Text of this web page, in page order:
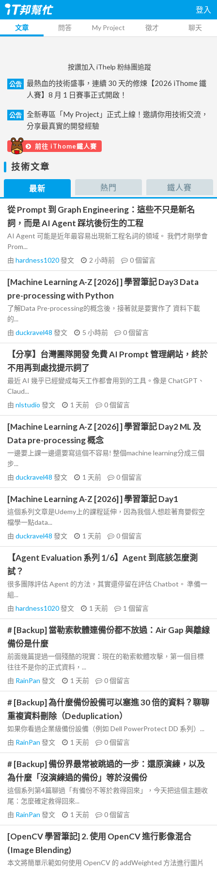
登入
文章 問答 My Project 徵才 聊天
按讚加入 iThelp 粉絲團追蹤
公告
最熱血的技術盛事，連續 30 天的修煉【2026 iThome 鐵
人賽】8 月 1 日賽事正式開啟！
公告
全新專區「My Project」正式上線！邀請你用技術交流，
分享最真實的開發經驗
前往 iThome鐵人賽
技術文章
最新 熱門 鐵人賽
從 Prompt 到 Graph Engineering：這些不只是新名
詞，而是 AI Agent 踩坑後衍生的工程
AI Agent 可能是近年最容易出現新工程名詞的領域。 我們才剛學會
Prom...
由 hardness1020發文 2 小時前 0個留言
[Machine Learning A-Z [2026] ] 學習筆記 Day3 Data
pre-processing with Python
了解Data Pre-processing的概念後，接著就是要實作了 資料下載
的...
由 duckravel48 發文 5 小時前 0個留言
【分享】台灣團隊開發 免費 AI Prompt 管理網站，終於
不用再到處找提示詞了
最近 AI 幾乎已經變成每天工作都會用到的工具。像是 ChatGPT、
Claud...
由 nlstudio 發文 1 天前 0個留言
[Machine Learning A-Z [2026] ] 學習筆記 Day2 ML 及
Data pre-processing 概念
一邊要上課一邊還要寫這個不容易! 整個machine learning分成三個
步...
由 duckravel48 發文 1 天前 0個留言
[Machine Learning A-Z [2026] ] 學習筆記 Day1
這個系列文章是Udemy上的課程延伸，因為我個人想趁著育嬰假空
檔學一點data...
由 duckravel48 發文 1 天前 0個留言
【Agent Evaluation 系列 1/6】Agent 到底該怎麼測
試？
很多團隊評估 Agent 的方法，其實還停留在評估 Chatbot。 準備一
組...
由 hardness1020發文 1 天前 1 個留言
# [Backup] 當勒索軟體連備份都不放過：Air Gap 與離線
備份是什麼
前面幾篇提過一個殘酷的現實：現在的勒索軟體攻擊，第一個目標
往往不是你的正式資料，...
由 RainPan 發文 1 天前 0個留言
# [Backup] 為什麼備份設備可以塞進 30 倍的資料？聊聊
重複資料刪除（Deduplication）
如果你看過企業級備份設備（例如 Dell PowerProtect DD 系列）...
由 RainPan 發文 1 天前 0個留言
# [Backup] 備份界最常被跳過的一步：還原演練，以及
為什麼「沒演練過的備份」等於沒備份
這個系列第4篇聊過「有備份不等於救得回來」，今天把這個主題收
尾：怎麼確定救得回來...
由 RainPan 發文 1 天前 0個留言
[OpenCV 學習筆記] 2. 使用 OpenCV 進行影像混合
(Image Blending)
本文將簡單示範如何使用 OpenCV 的 addWeighted 方法進行圖片